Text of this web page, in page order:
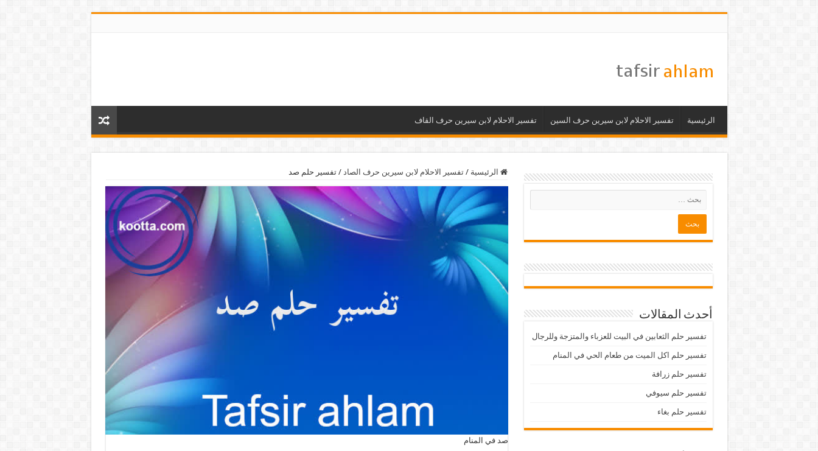
الرئيسية تفسير الاحلام لابن سيرين حرف السين تفسير الاحلام لابن سيرين حرف القاف
الرئيسية / تفسير الاحلام لابن سيرين حرف الصاد / تفسير حلم صد
صد في المنام
أحدث المقالات
تفسير حلم الثعابين في البيت للعزباء والمتزجة وللرجال
تفسير حلم اكل الميت من طعام الحي في المنام
تفسير حلم زرافة
تفسير حلم سيوفي
تفسير حلم بغاء